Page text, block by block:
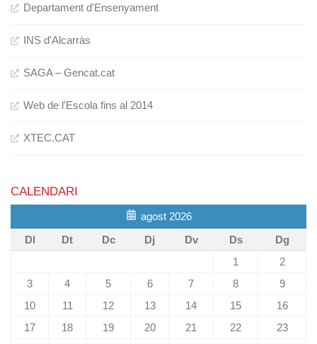
Departament d'Ensenyament
INS d'Alcarràs
SAGA – Gencat.cat
Web de l'Escola fins al 2014
XTEC.CAT
CALENDARI
agost 2026
Dl
Dt Dc Dj Dv Ds
Dg
1
2
3
4 5 6 7 8
9
10
11 12 13 14 15
16
17
18 19 20 21 22
23